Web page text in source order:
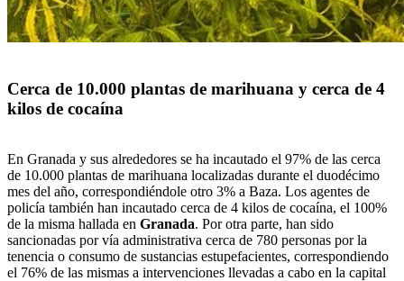
Cerca de 10.000 plantas de marihuana y cerca de 4
kilos de cocaína
En Granada y sus alrededores se ha incautado el 97% de las cerca
de 10.000 plantas de marihuana localizadas durante el duodécimo
mes del año, correspondiéndole otro 3% a Baza. Los agentes de
policía también han incautado cerca de 4 kilos de cocaína, el 100%
de la misma hallada en Granada. Por otra parte, han sido
sancionadas por vía administrativa cerca de 780 personas por la
tenencia o consumo de sustancias estupefacientes, correspondiendo
el 76% de las mismas a intervenciones llevadas a cabo en la capital